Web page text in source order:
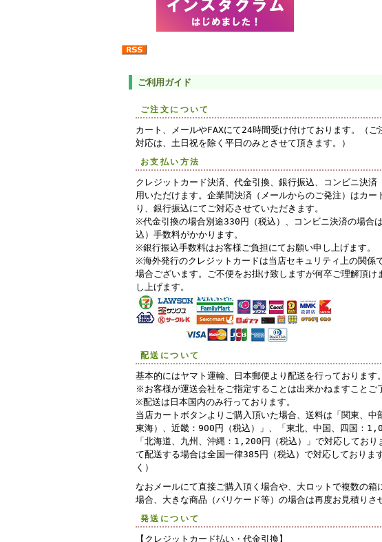
ご利用ガイド
ご注文について
カート、メールやFAXにて24時間受け付けております。（ご
対応は、土日祝を除く平日のみとさせて頂きます。）
お支払い方法
クレジットカード決済、代金引換、銀行振込、コンビニ決済
用いただけます。企業間決済（メールからのご発注）はカー
り、銀行振込にてご対応させていただきます。
※代金引換の場合別途330円（税込）、コンビニ決済の場合
込）手数料がかかります。
※銀行振込手数料はお客様ご負担にてお願い申し上げます。
※海外発行のクレジットカードは当店セキュリティ上の関係
場合ございます。ご不便をお掛け致しますが何卒ご理解頂け
し上げます。
配送について
基本的にはヤマト運輸、日本郵便より配送を行っております。
※お客様が運送会社をご指定することは出来かねますことご
※配送は日本国内のみ行っております。
当店カートボタンよりご購入頂いた場合、送料は「関東、中
東海）、近畿：900円（税込）」、「東北、中国、四国：
「北海道、九州、沖縄：1,200円（税込）」で対応しており
て配送する場合は全国一律385円（税込）で対応しておりま
く）
なおメールにて直接ご購入頂く場合や、大ロットで複数の箱
場合、大きな商品（バリケード等）の場合は再度お見積りさ
発送について
【クレジットカード払い・代金引換】